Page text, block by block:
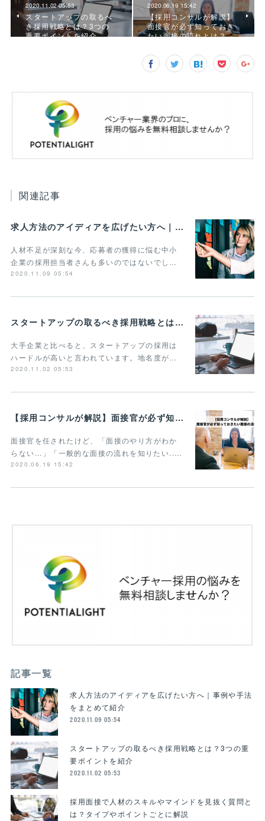
2020.11.02 05:53
スタートアップの取るべ
き採用戦略とは？3つの
重要ポイントを紹介
2020.06.19 15:42
【採用コンサルが解説】
面接官が必ず知っておき
たい面接の流れとは？
関連記事
求人方法のアイディアを広げたい方へ｜事例や手法をまとめて紹介
人材不足が深刻な今、応募者の獲得に悩む中小
企業の採用担当者さんも多いのではないでし…
2020.11.09 05:54
スタートアップの取るべき採用戦略とは？3つの重要ポイントを紹介
大手企業と比べると、スタートアップの採用は
ハードルが高いと言われています。地名度が…
2020.11.02 05:53
【採用コンサルが解説】面接官が必ず知っておきたい面接の流れとは？
面接官を任されたけど、「面接のやり方がわか
らない...」「一般的な面接の流れを知りたい..…
2020.06.19 15:42
記事一覧
求人方法のアイディアを広げたい方へ｜事例や手法
をまとめて紹介
2020.11.09 05:54
スタートアップの取るべき採用戦略とは？3つの重
要ポイントを紹介
2020.11.02 05:53
採用面接で人材のスキルやマインドを見抜く質問と
は？タイプやポイントごとに解説